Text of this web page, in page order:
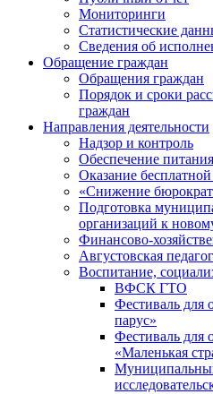
Мониторинги
Статистические
Сведения об
Обращение граждан
Обращения граждан
Порядок и сроки
граждан
Направления деятельности
Надзор и контроль
Обеспечение
Оказание
«Снижение
Подготовка
организаций к
Финансово-
Августовская
Воспитание,
ВФСК ГТО
Фестиваль
парус»
Фестиваль
«Маленькая